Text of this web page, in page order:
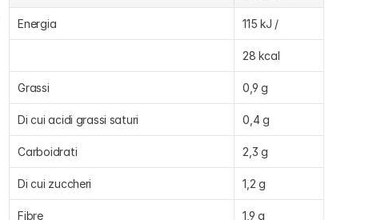
Energia 115 kJ /
28 kcal
Grassi 0,9 g
Di cui acidi grassi saturi 0,4 g
Carboidrati 2,3 g
Di cui zuccheri 1,2 g
Fibre 1,9 g